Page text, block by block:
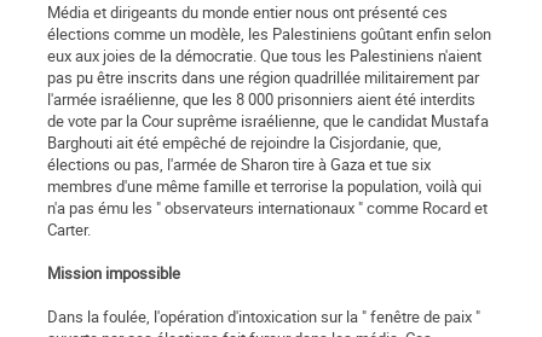
Média et dirigeants du monde entier nous ont présenté ces
élections comme un modèle, les Palestiniens goûtant enfin selon
eux aux joies de la démocratie. Que tous les Palestiniens n'aient
pas pu être inscrits dans une région quadrillée militairement par
l'armée israélienne, que les 8 000 prisonniers aient été interdits
de vote par la Cour suprême israélienne, que le candidat Mustafa
Barghouti ait été empêché de rejoindre la Cisjordanie, que,
élections ou pas, l'armée de Sharon tire à Gaza et tue six
membres d'une même famille et terrorise la population, voilà qui
n'a pas ému les " observateurs internationaux " comme Rocard et
Carter.
Mission impossible
Dans la foulée, l'opération d'intoxication sur la " fenêtre de paix "